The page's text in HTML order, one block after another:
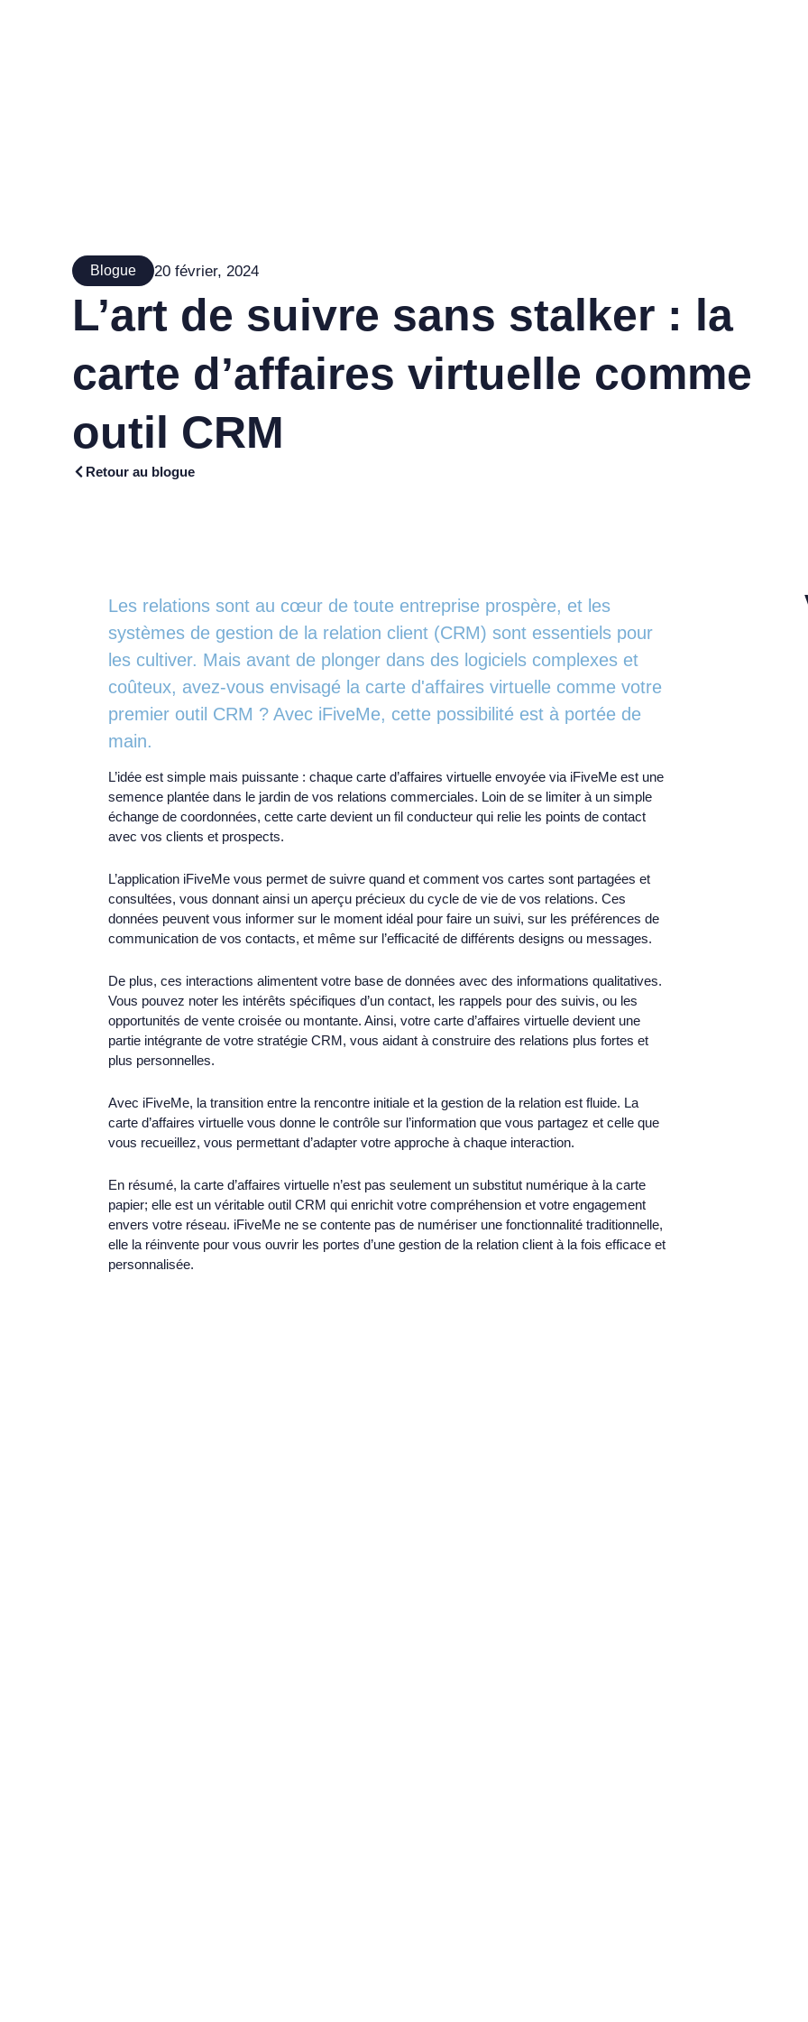
Blogue 20 février, 2024
L’art de suivre sans stalker : la
carte d’affaires virtuelle comme
outil CRM
Retour au blogue
Les relations sont au cœur de toute entreprise prospère, et les
systèmes de gestion de la relation client (CRM) sont essentiels pour
les cultiver. Mais avant de plonger dans des logiciels complexes et
coûteux, avez-vous envisagé la carte d'affaires virtuelle comme votre
premier outil CRM ? Avec iFiveMe, cette possibilité est à portée de
main.
L’idée est simple mais puissante : chaque carte d’affaires virtuelle envoyée via iFiveMe est une
semence plantée dans le jardin de vos relations commerciales. Loin de se limiter à un simple
échange de coordonnées, cette carte devient un fil conducteur qui relie les points de contact
avec vos clients et prospects.
L’application iFiveMe vous permet de suivre quand et comment vos cartes sont partagées et
consultées, vous donnant ainsi un aperçu précieux du cycle de vie de vos relations. Ces
données peuvent vous informer sur le moment idéal pour faire un suivi, sur les préférences de
communication de vos contacts, et même sur l’efficacité de différents designs ou messages.
De plus, ces interactions alimentent votre base de données avec des informations qualitatives.
Vous pouvez noter les intérêts spécifiques d’un contact, les rappels pour des suivis, ou les
opportunités de vente croisée ou montante. Ainsi, votre carte d’affaires virtuelle devient une
partie intégrante de votre stratégie CRM, vous aidant à construire des relations plus fortes et
plus personnelles.
Avec iFiveMe, la transition entre la rencontre initiale et la gestion de la relation est fluide. La
carte d’affaires virtuelle vous donne le contrôle sur l’information que vous partagez et celle que
vous recueillez, vous permettant d’adapter votre approche à chaque interaction.
En résumé, la carte d’affaires virtuelle n’est pas seulement un substitut numérique à la carte
papier; elle est un véritable outil CRM qui enrichit votre compréhension et votre engagement
envers votre réseau. iFiveMe ne se contente pas de numériser une fonctionnalité traditionnelle,
elle la réinvente pour vous ouvrir les portes d’une gestion de la relation client à la fois efficace et
personnalisée.